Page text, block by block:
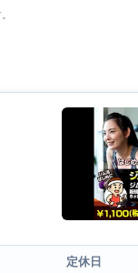
定休日